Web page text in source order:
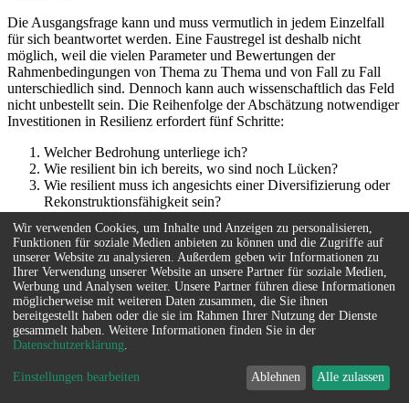
Die Ausgangsfrage kann und muss vermutlich in jedem Einzelfall
für sich beantwortet werden. Eine Faustregel ist deshalb nicht
möglich, weil die vielen Parameter und Bewertungen der
Rahmenbedingungen von Thema zu Thema und von Fall zu Fall
unterschiedlich sind. Dennoch kann auch wissenschaftlich das Feld
nicht unbestellt sein. Die Reihenfolge der Abschätzung notwendiger
Investitionen in Resilienz erfordert fünf Schritte:
Welcher Bedrohung unterliege ich?
Wie resilient bin ich bereits, wo sind noch Lücken?
Wie resilient muss ich angesichts einer Diversifizierung oder
Rekonstruktionsfähigkeit sein?
Was kosten diese Maßnahmen - bei der Investition und auf
Dauer?
Das gilt für technische Ansätze ebenso, wie für politische und alle
anderen. Interessant und zugleich herausfordernd ist, dass die
Antwort von Frage zu Frage komplizierter zu werden scheint, man
aber nicht unendlich Zeit hat, sie zu beantworten - eher fast keine
Zeit - will man nicht grob fahrlässig sein.
Konkret kann sich das jetzt jeder Leser am Beispiel seiner Heizung
im Haus vor Augen führen. Die vom Wirtschaftsminister Habeck
Wir verwenden Cookies, um Inhalte und Anzeigen zu personalisieren,
Funktionen für soziale Medien anbieten zu können und die Zugriffe auf
unserer Website zu analysieren. Außerdem geben wir Informationen zu
Ihrer Verwendung unserer Website an unsere Partner für soziale Medien,
Werbung und Analysen weiter. Unsere Partner führen diese Informationen
möglicherweise mit weiteren Daten zusammen, die Sie ihnen
bereitgestellt haben oder die sie im Rahmen Ihrer Nutzung der Dienste
gesammelt haben. Weitere Informationen finden Sie in der
Datenschutzerklärung
Einstellungen bearbeiten Ablehnen Alle zulassen